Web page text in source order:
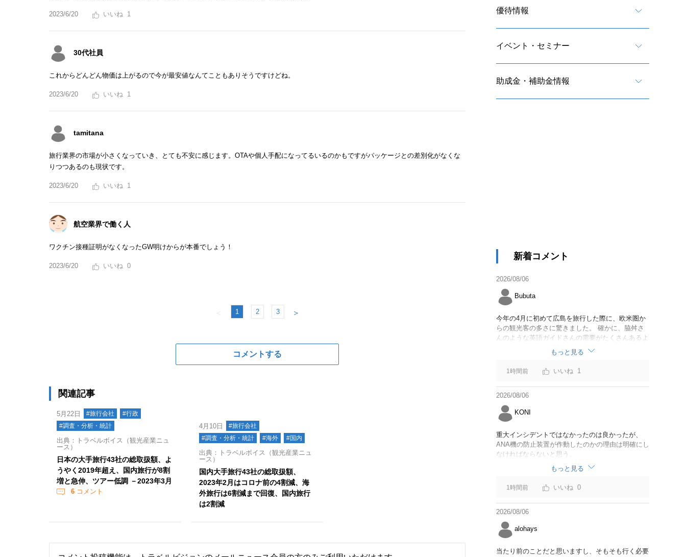
2023/6/20 1
30代社員
これからどんどん物価は上がるので今が最安値なんてこともありそうですけどね。
2023/6/20 1
tamitana
旅行業界の市場が小さくなっていき、とても不安に感じます。OTAや個人手配になってるいるのかもですがパッケージとの差別化がなくな
りつつあるのも現状です。
2023/6/20 1
航空業界で働く人
ワクチン接種証明がなくなったGW明けからが本番でしょう！
2023/6/20 0
＜ 1 2 3 ＞
コメントする
関連記事
5月22日 #旅行会社
#行政
#調査・分析・統計
出典：トラベルボイス（観光産業ニュ
ース）
日本の大手旅行43社の総取扱額、よ
うやく2019年超え、国内旅行が8割
増と急伸、ツアー低調 －2023年3月
6 コメント
4月10日
#旅行会社
#調査・分析・統計
#海外 #国内
出典：トラベルボイス（観光産業ニュ
ース）
国内大手旅行43社の総取扱額、
2023年2月はコロナ前の4割減、海
外旅行は6割減まで回復、国内旅行
は2割減
優待情報
イベント・セミナー
助成金・補助金情報
新着コメント
2026/08/06
Bubuta
今年の4月に初めて広島を旅行した際に、欧米圏か
らの観光客の多さに驚きました。 確かに、脇舛さ
んのような英語ガイドさんの需要がたくさんあるよ
もっと見る
1時間前 1
2026/08/06
KONI
重大インシデントではなかったのは良かったが、
ANA機の防止装置が作動したのかの理由は明確にし
なければならないと思う。
もっと見る
1時間前 0
2026/08/06
alohays
当たり前のことだと思いますし、そもそも行く必要